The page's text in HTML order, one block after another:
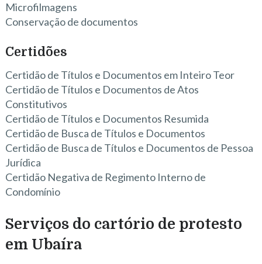
Microfilmagens
Conservação de documentos
Certidões
Certidão de Títulos e Documentos em Inteiro Teor
Certidão de Títulos e Documentos de Atos
Constitutivos
Certidão de Títulos e Documentos Resumida
Certidão de Busca de Títulos e Documentos
Certidão de Busca de Títulos e Documentos de Pessoa
Jurídica
Certidão Negativa de Regimento Interno de
Condomínio
Serviços do cartório de protesto
em Ubaíra